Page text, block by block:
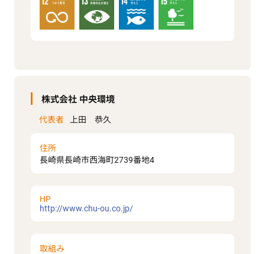
株式会社 中央環境
代表者 上田 恭久
住所
長崎県長崎市西海町2739番地4
HP
http://www.chu-ou.co.jp/
取組み